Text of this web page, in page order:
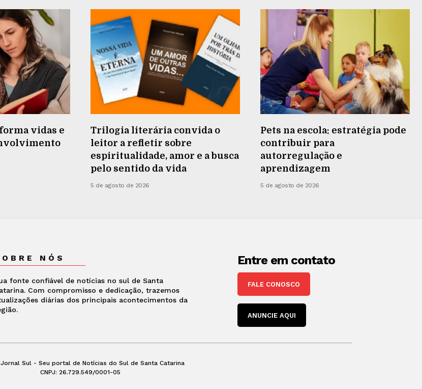
vidas e
Trilogia literária convida o
leitor a refletir sobre
espiritualidade, amor e a busca
pelo sentido da vida
5 de agosto de 2026
Pets na escola: estratégia pode
contribuir para
autorregulação e
aprendizagem
5 de agosto de 2026
NÓS
fonte confiável de notícias no sul de Santa
Com compromisso e dedicação, trazemos
diárias dos principais acontecimentos da
Entre em contato
FALE CONOSCO
ANUNCIE AQUI
Sul - Seu portal de Notícias do Sul de Santa Catarina
CNPJ: 26.729.549/0001-05